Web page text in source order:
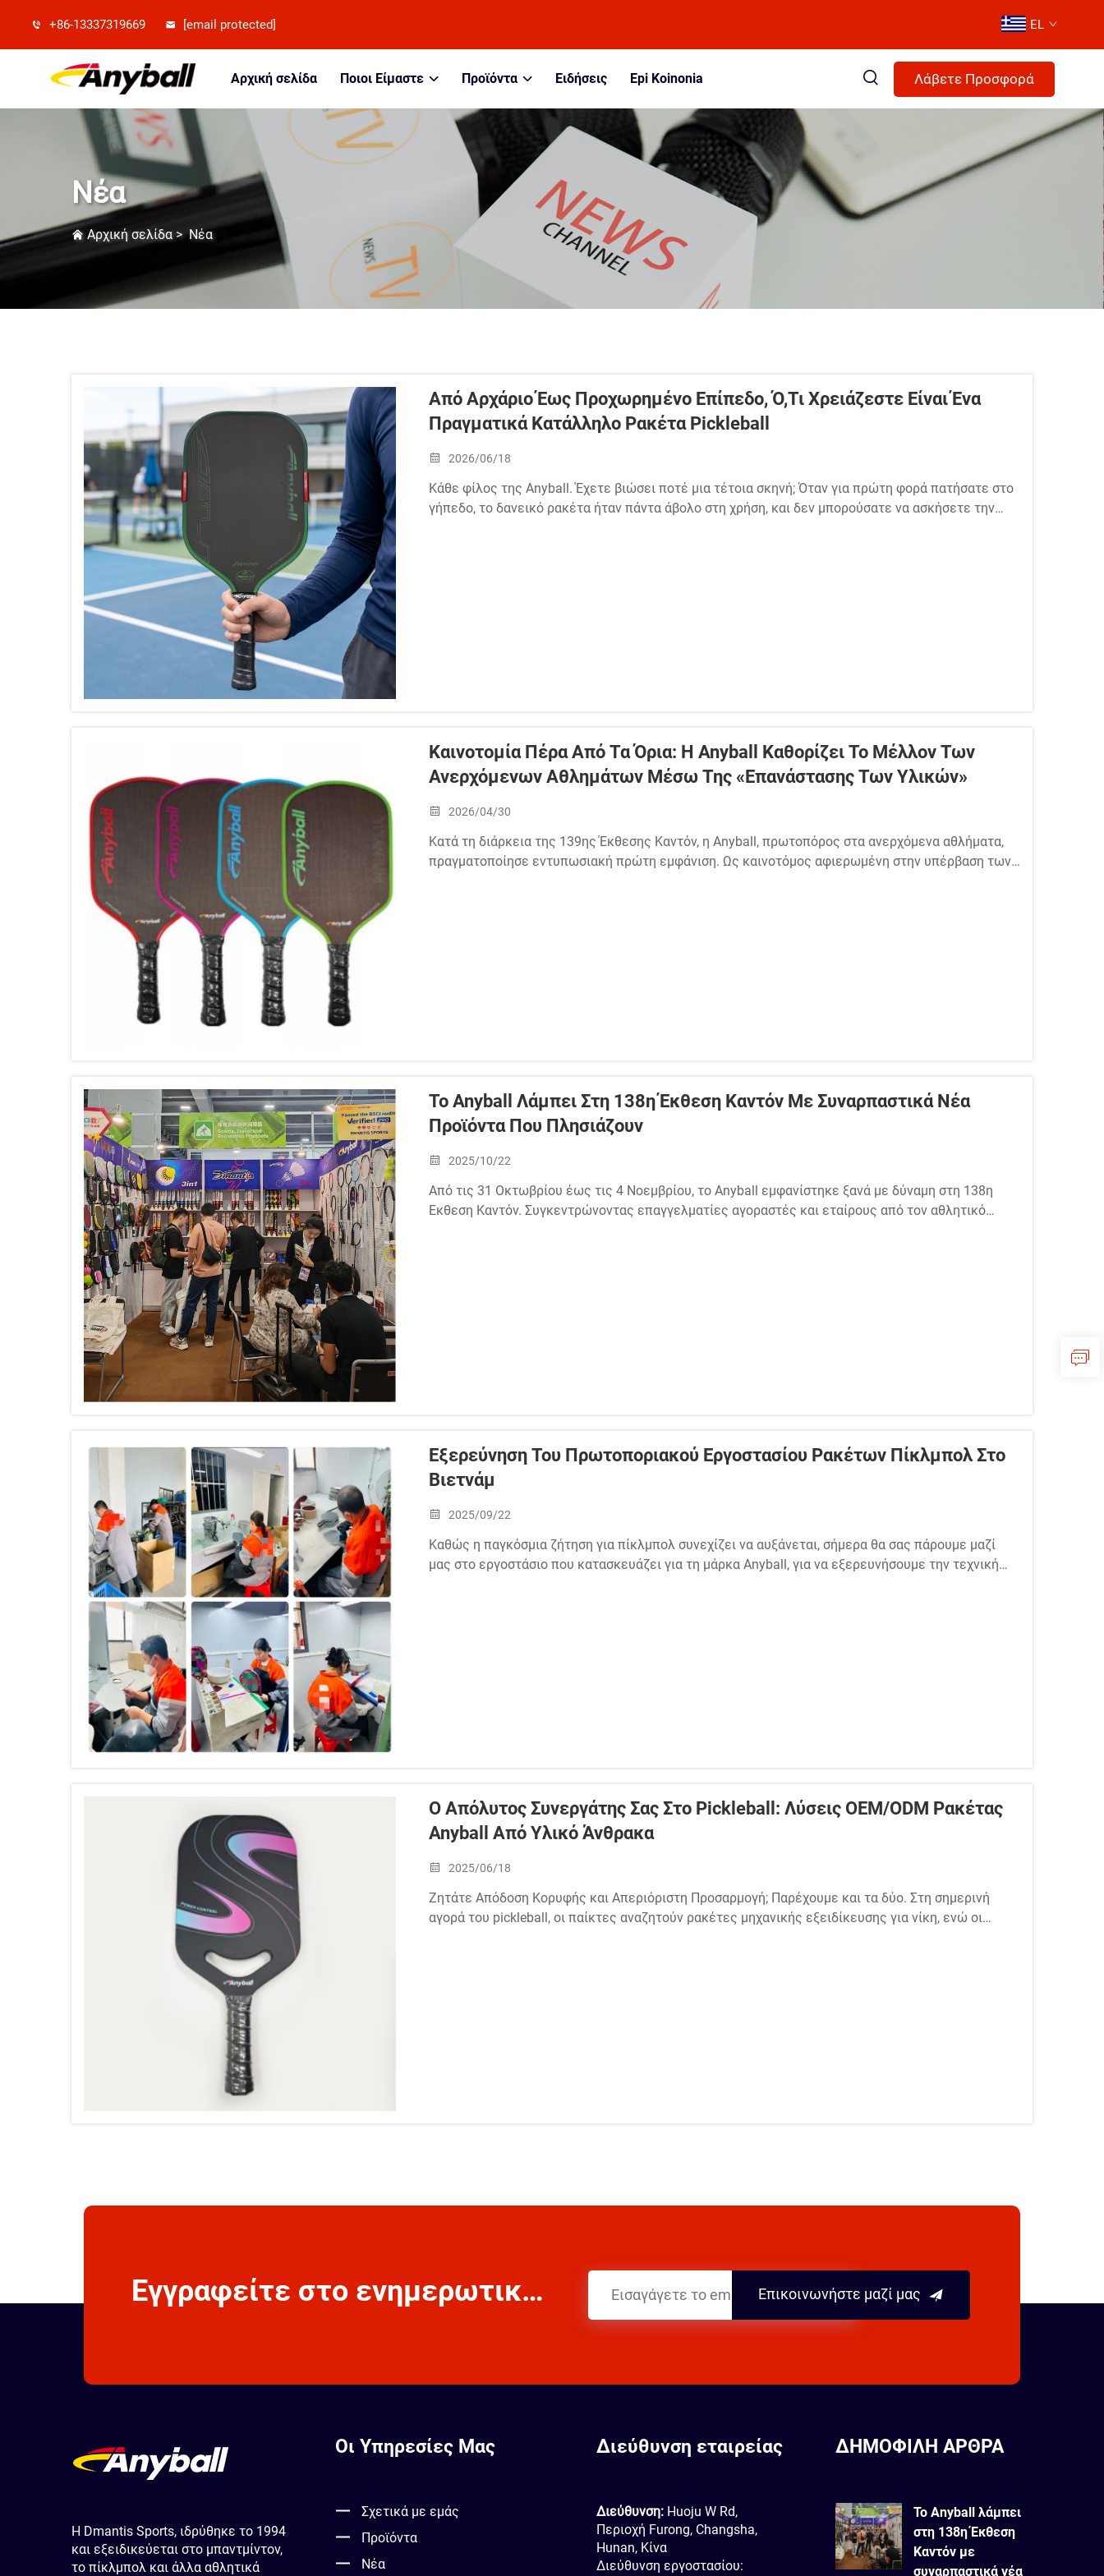
+86-13337319669 [email protected] EL
Αρχική σελίδα Ποιοι Είμαστε Προϊόντα Ειδήσεις Epi Koinonia Λάβετε Προσφορά
Νέα
Αρχική σελίδα >Νέα
Από Αρχάριο Έως Προχωρημένο Επίπεδο, Ό,τι Χρειάζεστε Είναι Ένα
Πραγματικά Κατάλληλο Ρακέτα Pickleball
2026/06/18
Κάθε φίλος της Anyball. Έχετε βιώσει ποτέ μια τέτοια σκηνή; Όταν για πρώτη φορά πατήσατε στο
γήπεδο, το δανεικό ρακέτα ήταν πάντα άβολο στη χρήση, και δεν μπορούσατε να ασκήσετε την
Καινοτομία Πέρα Από Τα Όρια: Η Anyball Καθορίζει Το Μέλλον Των
Ανερχόμενων Αθλημάτων Μέσω Της «Επανάστασης Των Υλικών»
2026/04/30
Κατά τη διάρκεια της 139ης Έκθεσης Καντόν, η Anyball, πρωτοπόρος στα ανερχόμενα αθλήματα,
πραγματοποίησε εντυπωσιακή πρώτη εμφάνιση. Ως καινοτόμος αφιερωμένη στην υπέρβαση των
Το Anyball Λάμπει Στη 138η Έκθεση Καντόν Με Συναρπαστικά Νέα
Προϊόντα Που Πλησιάζουν
2025/10/22
Από τις 31 Οκτωβρίου έως τις 4 Νοεμβρίου, το Anyball εμφανίστηκε ξανά με δύναμη στη 138η
Έκθεση Καντόν. Συγκεντρώνοντας επαγγελματίες αγοραστές και εταίρους από τον αθλητικό
Εξερεύνηση Του Πρωτοποριακού Εργοστασίου Ρακέτων Πίκλμπολ Στο
Βιετνάμ
2025/09/22
Καθώς η παγκόσμια ζήτηση για πίκλμπολ συνεχίζει να αυξάνεται, σήμερα θα σας πάρουμε μαζί
μας στο εργοστάσιο που κατασκευάζει για τη μάρκα Anyball, για να εξερευνήσουμε την τεχνική
Ο Απόλυτος Συνεργάτης Σας Στο Pickleball: Λύσεις OEM/ODM Ρακέτας
Anyball Από Υλικό Άνθρακα
2025/06/18
Ζητάτε Απόδοση Κορυφής και Απεριόριστη Προσαρμογή; Παρέχουμε και τα δύο. Στη σημερινή
αγορά του pickleball, οι παίκτες αναζητούν ρακέτες μηχανικής εξειδίκευσης για νίκη, ενώ οι
Εγγραφείτε στο ενημερωτικό δελτίο μας Επικοινωνήστε μαζί μας
Η Dmantis Sports, ιδρύθηκε το 1994
και εξειδικεύεται στο μπαντμίντον,
το πίκλμπολ και άλλα αθλητικά
Οι Υπηρεσίες Μας
Σχετικά με εμάς
Προϊόντα
Νέα
Διεύθυνση εταιρείας
Διεύθυνση: Huoju W Rd,
Περιοχή Furong, Changsha,
Hunan, Κίνα
Διεύθυνση εργοστασίου:
ΔΗΜΟΦΙΛΗ ΑΡΘΡΑ
Το Anyball λάμπει
στη 138η Έκθεση
Καντόν με
συναρπαστικά νέα